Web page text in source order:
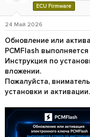
ECU Firmware
24 Май 2026
Обновление или
PCMFlash
Инструкция по
вложении.
Пожалуйста,
установки и активации.